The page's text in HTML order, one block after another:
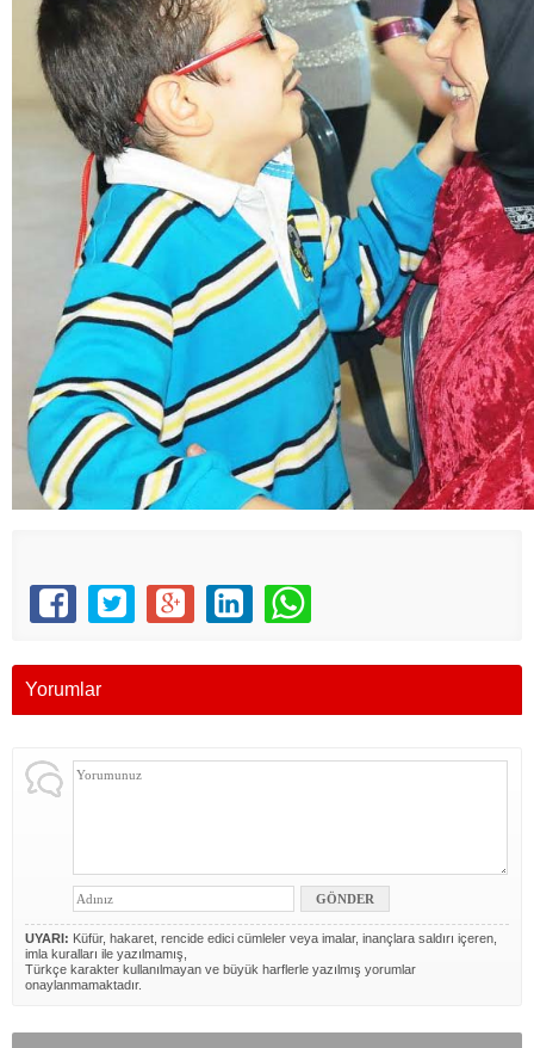
Yorumlar
UYARI: Küfür, hakaret, rencide edici cümleler veya imalar, inançlara saldırı içeren,
imla kuralları ile yazılmamış,
Türkçe karakter kullanılmayan ve büyük harflerle yazılmış yorumlar
onaylanmamaktadır.